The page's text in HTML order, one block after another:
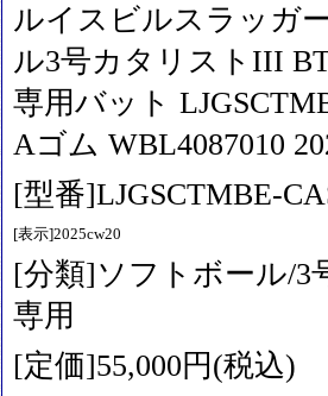
ルイスビルスラッガ
ル3号カタリストIII
専用バット
Aゴム WBL4087010
[型番]LJGSCTMBE-
[表示]2025cw20
[分類]ソフトボール/3
専用
[定価]55,000円(税込)